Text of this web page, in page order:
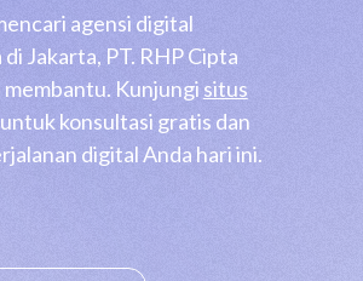
agensi digital
Jakarta, PT. RHP Cipta
membantu. Kunjungi situs
untuk konsultasi gratis dan
digital Anda hari ini.